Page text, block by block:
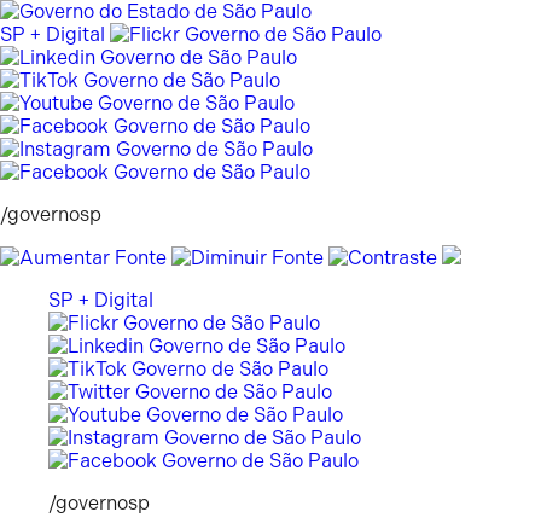
Pular
para
o
conteúdo
SP + Digital
/governosp
SP + Digital
/governosp